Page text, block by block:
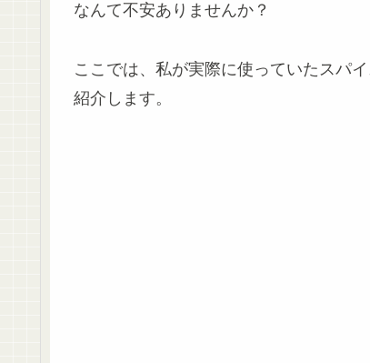
なんて不安ありませんか？
ここでは、私が実際に使っていたスパ
紹介します。